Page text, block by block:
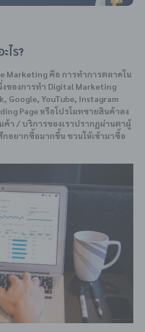
ไร?
Marketing คือ การทำการตลาดใน
ของการทำ Digital Marketing
Google, YouTube, Instagram
Page หรือโปรโมทขายสินค้าลง
า / บริการของเราปรากฏผ่านตาผู้
อยากซื้อมากขึ้น ชวนให้เข้ามาซื้อ